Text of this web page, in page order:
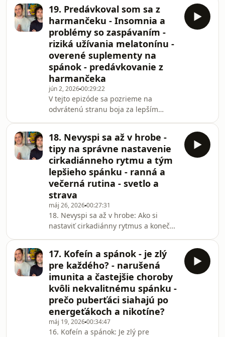
na nočné zmeny, alebo pravidelne
prelietate časové pásma, vaše telo
platí krutú daň. Vedeli ste, že práca v
noci môže mať pre vaše zdravie
fatálnejšie následky ako balíček
cigariet denne? A prečo populárne
melatonínové gumené medvedíky,
ktoré dávate svojim deťom al
19. Predávkoval som sa z
harmančeku - Insomnia a
problémy so zaspávaním -
riziká užívania melatonínu -
overené suplementy na
spánok - predávkovanie z
harmančeka
jún 2, 202600:29:22
V tejto epizóde sa pozrieme na
odvrátenú stranu boja za lepším
čomkoľvek – od bylinkových čajov až
po hormóny z lekárne. Môže sa však
dobrý úmysel otočiť proti nám? Prečo
populárny melatonín nie je zázračná
pilulka na spanie a čo sa stane, keď to
preženiete s obyčajným
harmančekom?Dnes rozoberieme
anatómiu insomnie, pozrieme sa na
reálne r
18. Nevyspi sa až v hrobe -
tipy na správne nastavenie
cirkadiánneho rytmu a tým
lepšieho spánku - ranná a
večerná rutina - svetlo a
strava
máj 26, 202600:27:31
18. Nevyspi sa až v hrobe: Ako si
nastaviť cirkadiánny rytmus a konečne
ak sa dobre nevyspíš teraz, do toho
hrobu sa dostaneš oveľa rýchlejšie.
Patríš k ľuďom, ktorí večer hodinu
čumia do stropu, v noci sa budia a
ráno sa cítia, akoby ich prešiel parný
valec? Tvoje telo nie je pokazené – len
si pravdepodobne úplne rozla
17. Kofeín a spánok - je zlý
pre každého? - narušená
imunita a častejšie choroby
kvôli nekvalitnému spánku -
prečo puberťáci siahajú po
energeťákoch a nikotíne?
máj 19, 202600:34:47
16. Kofeín a spánok: Je zlý pre